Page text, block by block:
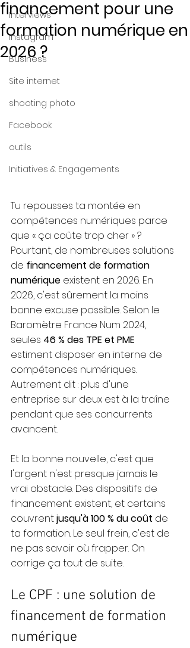
Interviews
Instagram
Business
Site internet
shooting photo
Facebook
outils
Initiatives & Engagements
financement pour une
formation numérique en
2026 ?
Tu repousses ta montée en
compétences numériques parce
que « ça coûte trop cher » ?
Pourtant, de nombreuses solutions
de financement de formation
numérique existent en 2026. En
2026, c'est sûrement la moins
bonne excuse possible. Selon le
Baromètre France Num 2024,
seules 46 % des TPE et PME
estiment disposer en interne de
compétences numériques.
Autrement dit : plus d'une
entreprise sur deux est à la traîne
pendant que ses concurrents
avancent.
Et la bonne nouvelle, c'est que
l'argent n'est presque jamais le
vrai obstacle. Des dispositifs de
financement existent, et certains
couvrent jusqu'à 100 % du coût de
ta formation. Le seul frein, c'est de
ne pas savoir où frapper. On
corrige ça tout de suite.
Le CPF : une solution de
financement de formation
numérique